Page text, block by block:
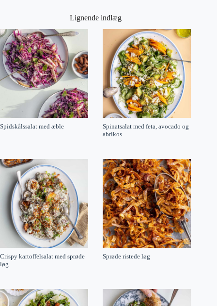
Lignende indlæg
Spidskålssalat med æble
Spinatsalat med feta, avocado og
abrikos
Crispy kartoffelsalat med sprøde
løg
Sprøde ristede løg